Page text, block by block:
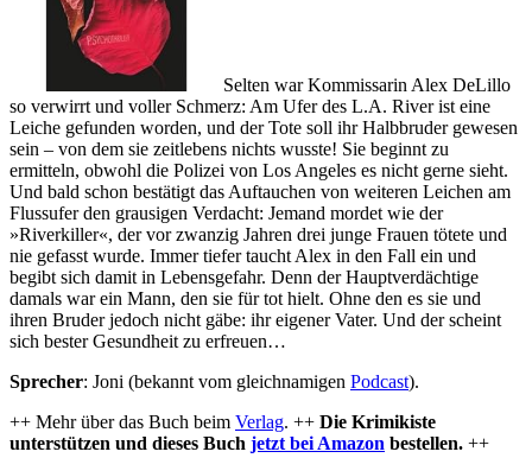
Selten war Kommissarin Alex DeLillo
so verwirrt und voller Schmerz: Am Ufer des L.A. River ist eine
Leiche gefunden worden, und der Tote soll ihr Halbbruder gewesen
sein – von dem sie zeitlebens nichts wusste! Sie beginnt zu
ermitteln, obwohl die Polizei von Los Angeles es nicht gerne sieht.
Und bald schon bestätigt das Auftauchen von weiteren Leichen am
Flussufer den grausigen Verdacht: Jemand mordet wie der
»Riverkiller«, der vor zwanzig Jahren drei junge Frauen tötete und
nie gefasst wurde. Immer tiefer taucht Alex in den Fall ein und
begibt sich damit in Lebensgefahr. Denn der Hauptverdächtige
damals war ein Mann, den sie für tot hielt. Ohne den es sie und
ihren Bruder jedoch nicht gäbe: ihr eigener Vater. Und der scheint
sich bester Gesundheit zu erfreuen…
Sprecher: Joni (bekannt vom gleichnamigen Podcast).
++ Mehr über das Buch beim Verlag. ++ Die Krimikiste
unterstützen und dieses Buch jetzt bei Amazon bestellen. ++